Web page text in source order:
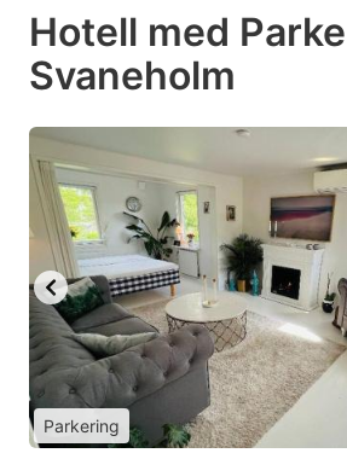
Hotell med
Svaneholm
Parkering